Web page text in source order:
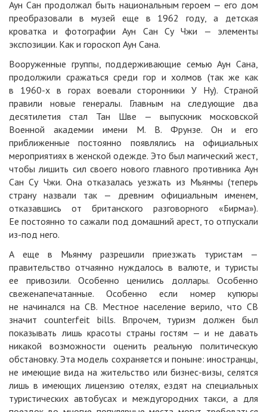
Аун Сан продолжал быть национальным героем — его дом
преобразовали в музей еще в 1962 году, а детская
кроватка и фотографии Аун Сан Су Чжи — элементы
экспозиции. Как и гороскоп Аун Сана.
Вооруженные группы, поддерживающие семью Аун Сана,
продолжили сражаться среди гор и холмов (так же как
в 1960-х в горах воевали сторонники У Ну). Страной
правили новые генералы. Главным на следующие два
десятилетия стал Тан Шве — выпускник московской
Военной академии имени М. В. Фрунзе. Он и его
приближенные постоянно появлялись на официальных
мероприятиях в женской одежде. Это был магический жест,
чтобы лишить сил своего нового главного противника Аун
Сан Су Чжи. Она отказалась уезжать из Мьянмы (теперь
страну назвали так — древним официальным именем,
отказавшись от британского разговорного «Бирма»).
Ее постоянно то сажали под домашний арест, то отпускали
из-под него.
А еще в Мьянму разрешили приезжать туристам —
правительство отчаянно нуждалось в валюте, и туристы
ее привозили. Особенно ценились доллары. Особенно
свеженапечатанные. Особенно если номер купюры
не начинался на CB. Местное население верило, что СВ
значит counterfeit bills. Впрочем, туризм должен был
показывать лишь красоты страны гостям — и не давать
никакой возможности оценить реальную политическую
обстановку. Эта модель сохраняется и поныне: иностранцы,
не имеющие вида на жительство или бизнес-визы, селятся
лишь в имеющих лицензию отелях, ездят на специальных
туристических автобусах и междугородних такси, а для